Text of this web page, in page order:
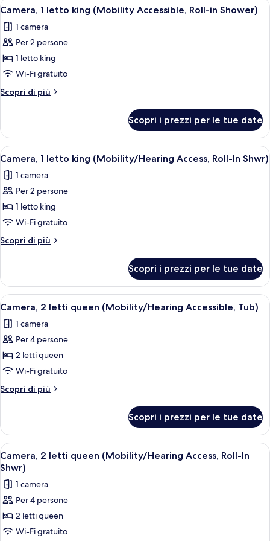
Tub)
king
Accessible,
Tub)
Apri
tutte
le
foto
per
Camera,
1
letto
(Mobility
Accessible,
Roll-
in
Shower)
7
Camera, 1 letto king (Mobility Accessible, Roll-in Shower)
1 camera
Per 2 persone
1 letto king
Wi-Fi gratuito
Scopri di più
Altri
1
letto
king
Accessible,
Roll-
Shower)
Scopri i prezzi per le tue date
Apri
tutte
le
foto
per
Camera,
1
letto
(Mobility/Hearing
Access,
Roll-
In
Shwr)
Camera d'albergo con letto,
7
Camera, 1 letto king (Mobility/Hearing Access, Roll-In Shwr)
1 camera
Per 2 persone
1 letto king
Wi-Fi gratuito
Scopri di più
Altri
1
letto
king
Access,
Roll-
Shwr)
Scopri i prezzi per le tue date
Apri
tutte
le
foto
per
Camera,
2
letti
(Mobility/Hearing
Accessible,
Tub)
Camera d'albergo con due letti, una
5
Camera, 2 letti queen (Mobility/Hearing Accessible, Tub)
1 camera
Per 4 persone
2 letti queen
Wi-Fi gratuito
Scopri di più
Altri
2
letti
queen
(Mobility/Hearing
Accessible,
Tub)
Scopri i prezzi per le tue date
Apri
tutte
le
foto
per
Camera,
2
Camera d'albergo con due letti, una
5
Camera, 2 letti queen (Mobility/Hearing Access, Roll-In
Shwr)
1 camera
Per 4 persone
2 letti queen
Wi-Fi gratuito